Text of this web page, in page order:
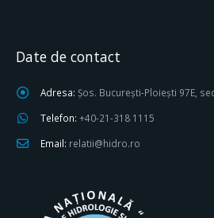
Date de contact
Adresa: Șos. București-Ploiești 97E,
Telefon: +40-21-318 1115
Email: relatii@hidro.ro